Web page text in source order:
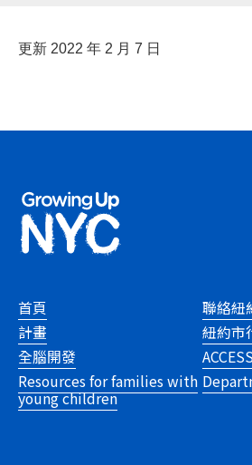
更新 2022 年 2 月 7 日
首頁
計畫
全腦開發
Resources for families with
young children
聯絡紐
紐約市